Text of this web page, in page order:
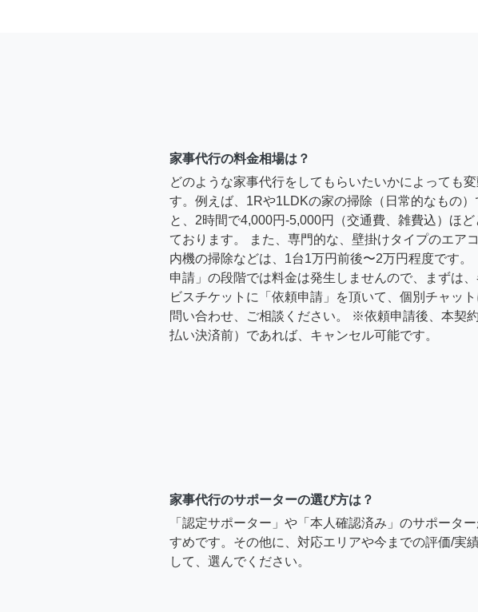
家事代行の料金相場は？
どのような家事代行をしてもらいたいかによっても変
す。例えば、1Rや1LDKの家の掃除（日常的なもの）
と、2時間で4,000円-5,000円（交通費、雑費込）ほど
ております。 また、専門的な、壁掛けタイプのエア
内機の掃除などは、1台1万円前後〜2万円程度です。
申請」の段階では料金は発生しませんので、まずは
ビスチケットに「依頼申請」を頂いて、個別チャッ
問い合わせ、ご相談ください。 ※依頼申請後、本契
払い決済前）であれば、キャンセル可能です。
家事代行のサポーターの選び方は？
「認定サポーター」や「本人確認済み」のサポータ
すめです。その他に、対応エリアや今までの評価/実
して、選んでください。